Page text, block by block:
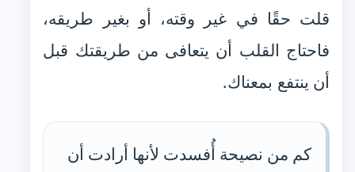
قلت حقًا في غير وقته، أو بغير طريقه،
فاحتاج القلب أن يتعافى من طريقتك قبل
أن ينتفع بمعناك.
كم من نصيحة أُفسدت لأنها أرادت أن